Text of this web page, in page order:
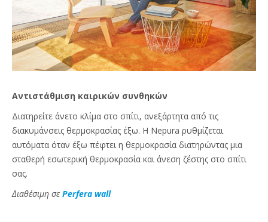
Αντιστάθμιση καιρικών συνθηκών
Διατηρείτε άνετο κλίμα στο σπίτι, ανεξάρτητα από τις
διακυμάνσεις θερμοκρασίας έξω. Η Nepura ρυθμίζεται
αυτόματα όταν έξω πέφτει η θερμοκρασία διατηρώντας μια
σταθερή εσωτερική θερμοκρασία και άνεση ζέστης στο σπίτι
σας.
Διαθέσιμη σεPerfera wall